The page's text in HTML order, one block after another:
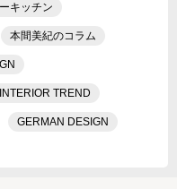
キッチン
本間美紀のコラム
INTERIOR TREND
GERMAN DESIGN